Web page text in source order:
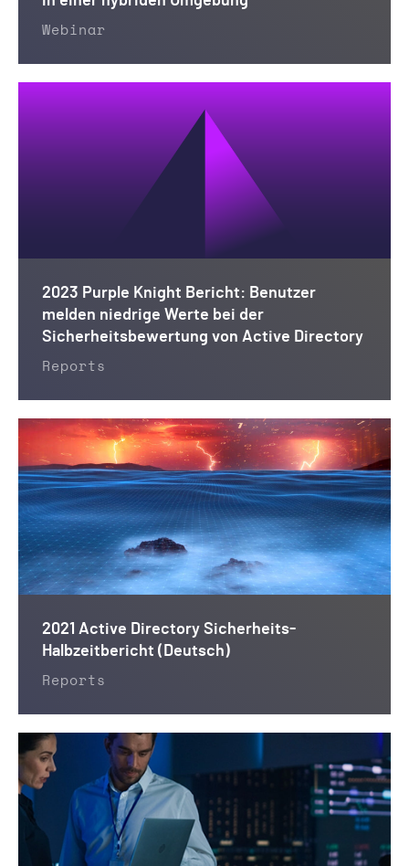
Webinar
2023 Purple Knight Bericht: Benutzer
melden niedrige Werte bei der
Sicherheitsbewertung von Active Directory
Reports
2021 Active Directory Sicherheits-
Halbzeitbericht (Deutsch)
Reports